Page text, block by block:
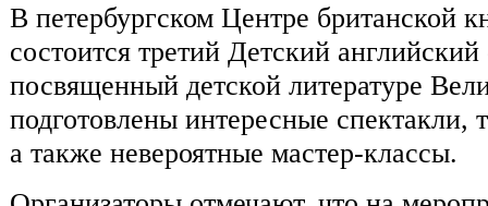
В петербургском Центре британской
состоится третий Детский
посвященный детской литературе
подготовлены интересные спектакли,
а также невероятные мастер-классы.